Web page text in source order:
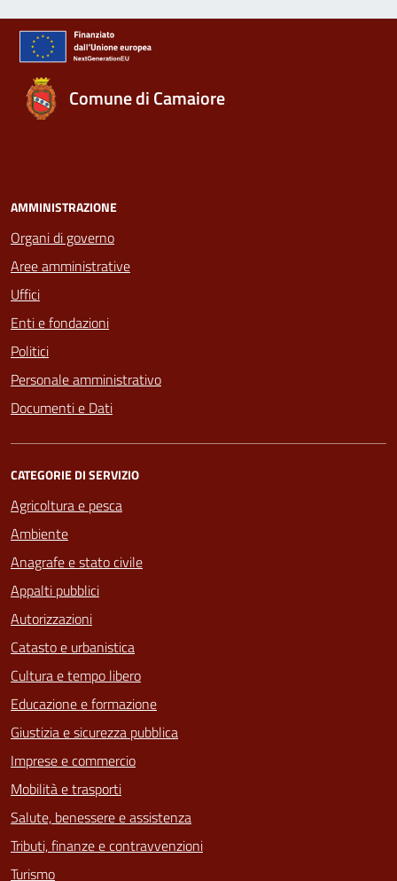
Comune di Camaiore
AMMINISTRAZIONE
Organi di governo
Aree amministrative
Uffici
Enti e fondazioni
Politici
Personale amministrativo
Documenti e Dati
CATEGORIE DI SERVIZIO
Agricoltura e pesca
Ambiente
Anagrafe e stato civile
Appalti pubblici
Autorizzazioni
Catasto e urbanistica
Cultura e tempo libero
Educazione e formazione
Giustizia e sicurezza pubblica
Imprese e commercio
Mobilità e trasporti
Salute, benessere e assistenza
Tributi, finanze e contravvenzioni
Turismo